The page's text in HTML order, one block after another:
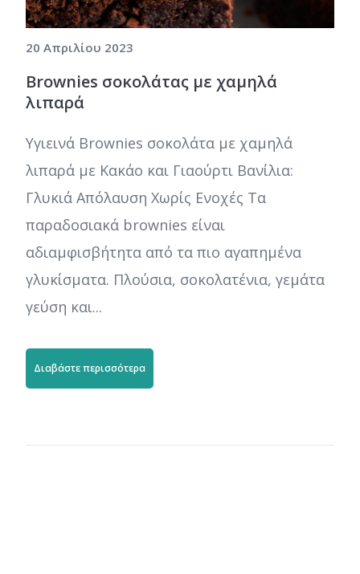
20 Απριλίου 2023
Brownies σοκολάτας με χαμηλά
λιπαρά
Υγιεινά Brownies σοκολάτα με χαμηλά
λιπαρά με Κακάο και Γιαούρτι Βανίλια:
Γλυκιά Απόλαυση Χωρίς Ενοχές Τα
παραδοσιακά brownies είναι
αδιαμφισβήτητα από τα πιο αγαπημένα
γλυκίσματα. Πλούσια, σοκολατένια, γεμάτα
γεύση και...
Διαβάστε περισσότερα